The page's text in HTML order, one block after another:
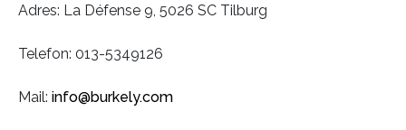
Adres: La Défense 9, 5026 SC Tilburg
Telefon: 013-5349126
Mail: info@burkely.com